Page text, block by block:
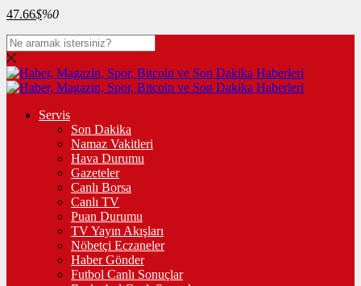
47.66$%0
Servis
Son Dakika
Namaz Vakitleri
Hava Durumu
Gazeteler
Canlı Borsa
Canlı TV
Puan Durumu
TV Yayın Akışları
Nöbetçi Eczaneler
Haber Gönder
Futbol Canlı Sonuçlar